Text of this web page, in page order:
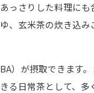
さりした料理に
、玄米茶の炊き込
）が摂取できます
日常茶として、多